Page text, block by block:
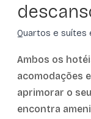
Quartos e suítes
Ambos os
acomodações
aprimorar o
encontra